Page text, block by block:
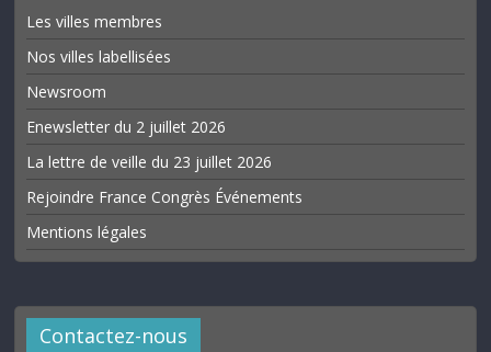
Les villes membres
Nos villes labellisées
Newsroom
Enewsletter du 2 juillet 2026
La lettre de veille du 23 juillet 2026
Rejoindre France Congrès Événements
Mentions légales
Contactez-nous